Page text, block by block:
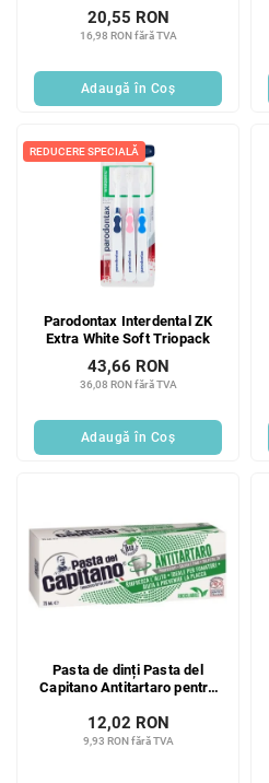
16,98 RON fără TVA
20,55 RON
Adaugă în Coş
REDUCERE SPECIALĂ
Parodontax Interdental ZK
Extra White Soft Triopack
36,08 RON fără TVA
43,66 RON
Adaugă în Coş
Pasta de dinți Pasta del
Capitano Antitartaro pentru
9,93 RON fără TVA
12,02 RON